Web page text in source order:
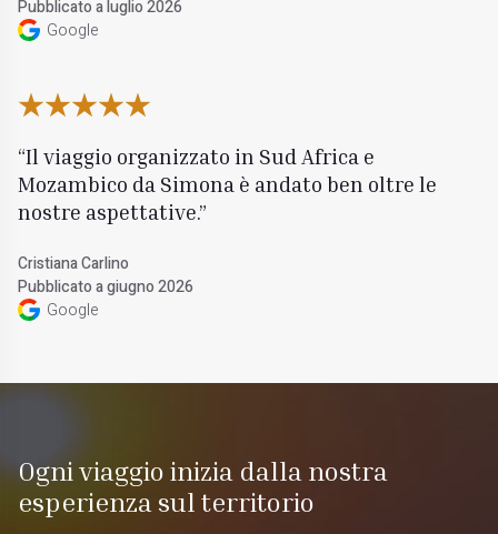
Pubblicato a luglio 2026
Google
Il viaggio organizzato in Sud Africa e
Mozambico da Simona è andato ben oltre le
nostre aspettative.
Cristiana Carlino
Pubblicato a giugno 2026
Google
Ogni viaggio inizia dalla nostra
esperienza sul territorio